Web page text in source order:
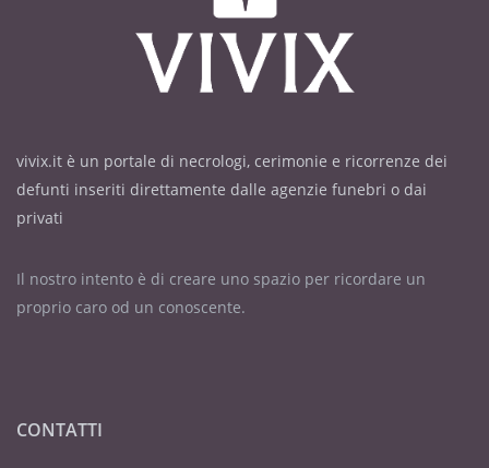
vivix.it è un portale di necrologi, cerimonie e ricorrenze dei
defunti inseriti direttamente dalle agenzie funebri o dai
privati
Il nostro intento è di creare uno spazio per ricordare un
proprio caro od un conoscente.
CONTATTI